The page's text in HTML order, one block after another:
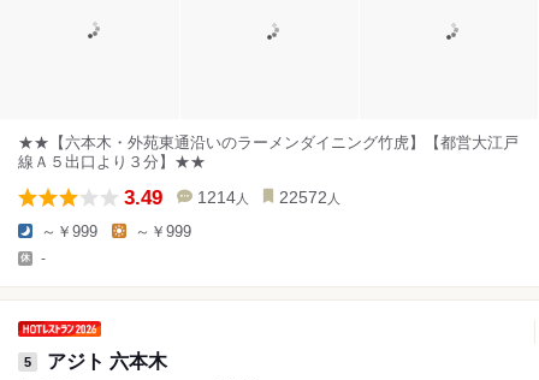
★★【六本木・外苑東通沿いのラーメンダイニング竹虎】【都営大江戸
線Ａ５出口より３分】★★
3.49 1214 人 22572 人
～￥999 ～￥999
-
5 アジト 六本木